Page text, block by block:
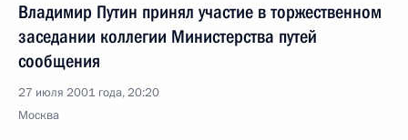
Владимир Путин принял участие в торжественном
заседании коллегии Министерства путей
сообщения
27 июля 2001 года, 20:20
Москва